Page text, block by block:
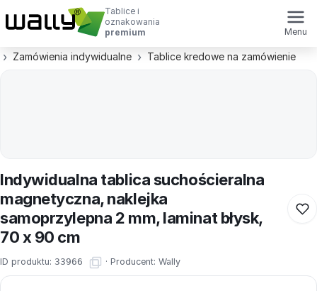
Tablice i
oznakowania
premium
Menu
Zamówienia indywidualne Tablice kredowe na zamówienie
Indywidualna tablica suchościeralna
magnetyczna, naklejka
samoprzylepna 2 mm, laminat błysk,
70 x 90 cm
ID produktu: 33966 · Producent: Wally